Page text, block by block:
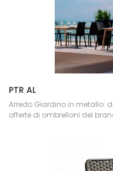
PTR AL
Arredo Giardino in metallo:
offerte di ombrelloni del